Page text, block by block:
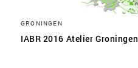
GRONINGEN
IABR 2016 Atelier Groningen